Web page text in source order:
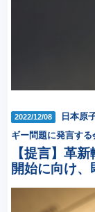
2022/12/08
日本原
ギー問題に発言す
【提言】革
開始に向け、